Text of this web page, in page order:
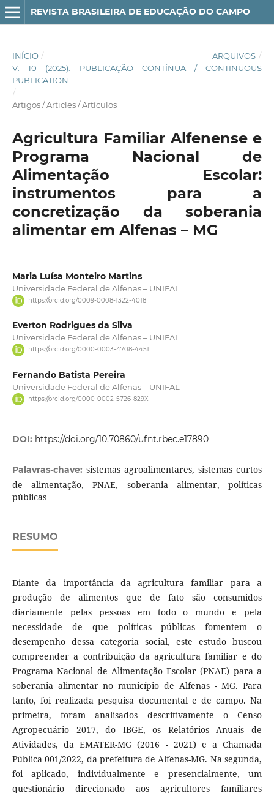
REVISTA BRASILEIRA DE EDUCAÇÃO DO CAMPO
INÍCIO / ARQUIVOS /
V. 10 (2025): PUBLICAÇÃO CONTÍNUA / CONTINUOUS
PUBLICATION
/
Artigos / Articles / Artículos
Agricultura Familiar Alfenense e
Programa Nacional de
Alimentação Escolar:
instrumentos para a
concretização da soberania
alimentar em Alfenas – MG
Maria Luísa Monteiro Martins
Universidade Federal de Alfenas – UNIFAL
https://orcid.org/0009-0008-1322-4018
Everton Rodrigues da Silva
Universidade Federal de Alfenas – UNIFAL
https://orcid.org/0000-0003-4708-4451
Fernando Batista Pereira
Universidade Federal de Alfenas – UNIFAL
https://orcid.org/0000-0002-5726-829X
DOI: https://doi.org/10.70860/ufnt.rbec.e17890
Palavras-chave: sistemas agroalimentares, sistemas curtos
de alimentação, PNAE, soberania alimentar, políticas
públicas
RESUMO
Diante da importância da agricultura familiar para a
produção de alimentos que de fato são consumidos
diariamente pelas pessoas em todo o mundo e pela
necessidade de que políticas públicas fomentem o
desempenho dessa categoria social, este estudo buscou
compreender a contribuição da agricultura familiar e do
Programa Nacional de Alimentação Escolar (PNAE) para a
soberania alimentar no município de Alfenas - MG. Para
tanto, foi realizada pesquisa documental e de campo. Na
primeira, foram analisados descritivamente o Censo
Agropecuário 2017, do IBGE, os Relatórios Anuais de
Atividades, da EMATER-MG (2016 - 2021) e a Chamada
Pública 001/2022, da prefeitura de Alfenas-MG. Na segunda,
foi aplicado, individualmente e presencialmente, um
questionário direcionado aos agricultores familiares